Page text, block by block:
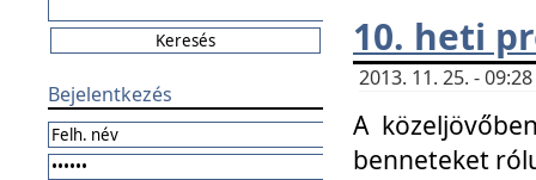
Bejelentkezés
10. heti
2013. 11. 25. -
A
benneteket